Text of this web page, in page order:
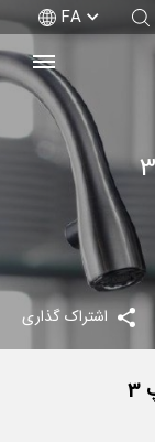
FA
اشتراک گذاری